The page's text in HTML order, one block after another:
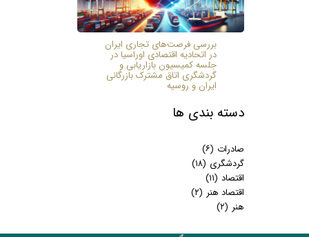
بررسی فرصت‌های تجاری ایران
در اتحادیه اقتصادی اوراسیا در
جلسه کمیسیون بازاریابی و
گردشگری اتاق مشترک بازرگانی
ایران و روسیه
دسته بندی ها
صادرات (۶)
گردشگری (۱۸)
اقتصاد (۱۱)
اقتصاد هنر (۲)
هنر (۲)